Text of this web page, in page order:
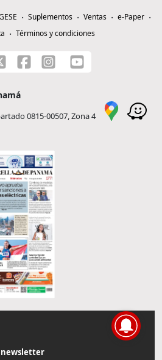
Suplementos Ventas
e-Paper
Términos y condiciones
0815-00507, Zona 4
newsletter